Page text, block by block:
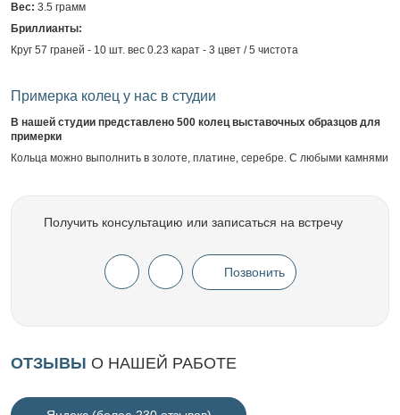
Вес: 3.5 грамм
Бриллианты:
Круг 57 граней - 10 шт. вес 0.23 карат - 3 цвет / 5 чистота
Примерка колец у нас в студии
В нашей студии представлено 500 колец выставочных образцов для
примерки
Кольца можно выполнить в золоте, платине, серебре. С любыми камнями
Получить консультацию или записаться на встречу
Позвонить
ОТЗЫВЫ О НАШЕЙ РАБОТЕ